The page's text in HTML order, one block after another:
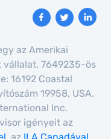
az Amerikai
vállalat, 7649235-ös
16192 Coastal
19958, USA.
Inc.
igényeit az